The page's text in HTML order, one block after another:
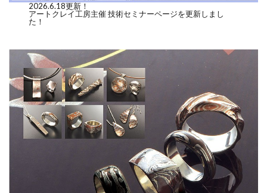
2026.6.18更新！
アートクレイ工房主催 技術セミナーページを更新しまし
た！